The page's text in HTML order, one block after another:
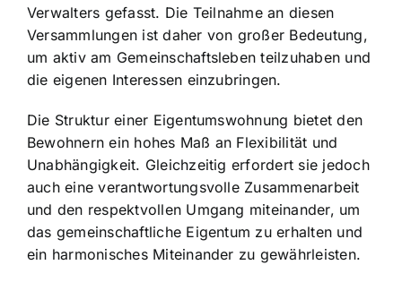
Verwalters gefasst. Die Teilnahme an diesen
Versammlungen ist daher von großer Bedeutung,
um aktiv am Gemeinschaftsleben teilzuhaben und
die eigenen Interessen einzubringen.
Die Struktur einer Eigentumswohnung bietet den
Bewohnern ein hohes Maß an Flexibilität und
Unabhängigkeit. Gleichzeitig erfordert sie jedoch
auch eine verantwortungsvolle Zusammenarbeit
und den respektvollen Umgang miteinander, um
das gemeinschaftliche Eigentum zu erhalten und
ein harmonisches Miteinander zu gewährleisten.